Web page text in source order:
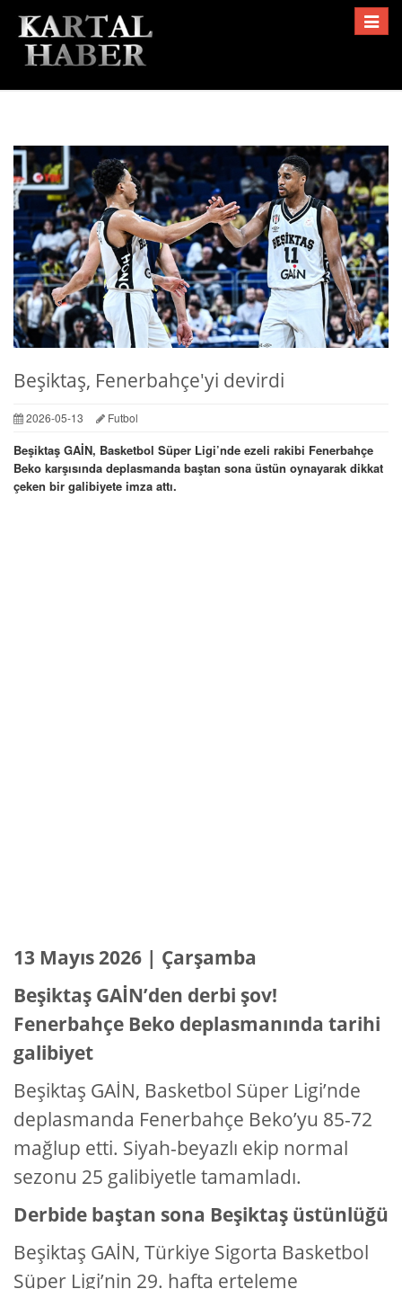
Toggle
Beşiktaş, Fenerbahçe'yi devirdi
2026-05-13 Futbol
Beşiktaş GAİN, Basketbol Süper Ligi’nde ezeli rakibi Fenerbahçe
Beko karşısında deplasmanda baştan sona üstün oynayarak dikkat
çeken bir galibiyete imza attı.
13 Mayıs 2026 | Çarşamba
Beşiktaş GAİN’den derbi şov!
Fenerbahçe Beko deplasmanında tarihi
galibiyet
Beşiktaş GAİN, Basketbol Süper Ligi’nde
deplasmanda Fenerbahçe Beko’yu 85-72
mağlup etti. Siyah-beyazlı ekip normal
sezonu 25 galibiyetle tamamladı.
Derbide baştan sona Beşiktaş üstünlüğü
Beşiktaş GAİN, Türkiye Sigorta Basketbol
Süper Ligi’nin 29. hafta erteleme